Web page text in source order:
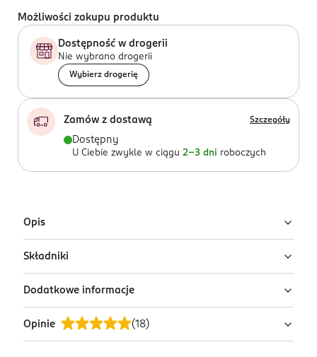
Możliwości zakupu produktu
Dostępność w drogerii
Nie wybrano drogerii
Wybierz drogerię
Zamów z dostawą Szczegóły
Dostępny
U Ciebie zwykle w ciągu 2-3 dni roboczych
Opis
TY Beanie Boos - maskotka psa, 15 cm. wysokości.
Składniki
brak danych
Dodatkowe informacje
OSTRZEŻENIA DOTYCZĄCE BEZPIECZEŃSTWA
brak danych
Opinie (18)